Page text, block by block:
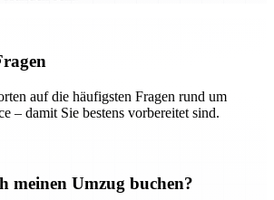
auf die häufigsten Fragen rund um
– damit Sie bestens vorbereitet sind.
meinen Umzug buchen?